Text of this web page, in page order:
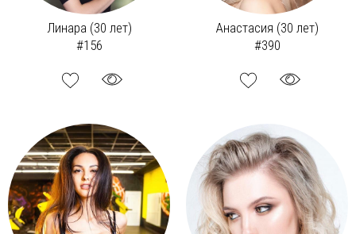
Линара (30 лет)
#156
Анастасия (30 лет)
#390